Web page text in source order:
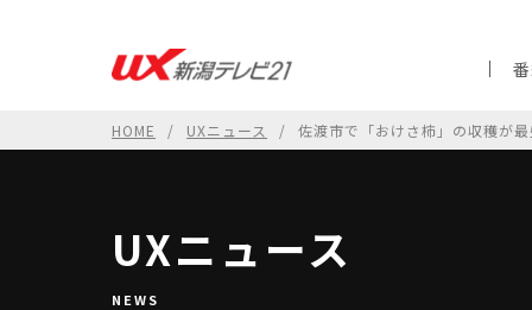
HOME UXニュース 佐渡市で「おけさ柿」の収穫が
UXニュース
NEWS